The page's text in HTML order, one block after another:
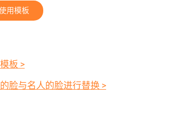
用模板
板 >
脸与名人的脸进行替换 >